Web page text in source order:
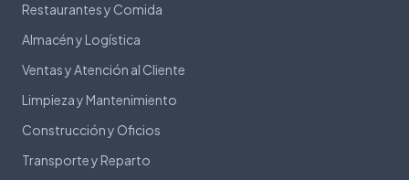
Restaurantes y Comida
Almacén y Logística
Ventas y Atención al Cliente
Limpieza y Mantenimiento
Construcción y Oficios
Transporte y Reparto